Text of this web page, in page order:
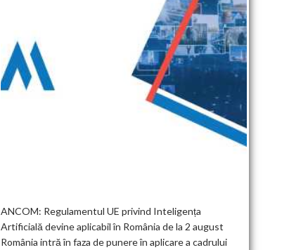
ANCOM: Regulamentul UE privind Inteligența
Artificială devine aplicabil în România de la 2 august
România intră în faza de punere în aplicare a cadrului